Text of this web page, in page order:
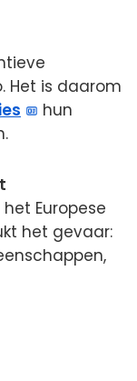
Het is daarom
hun
Europese
het gevaar: